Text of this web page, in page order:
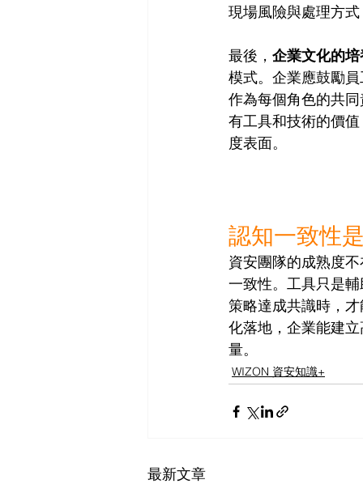
現場風險與處理方
最後， 企業文化的
模式。企業應鼓勵
作為每個角色的共
有工具和技術的價
度表面。
認知一致性
資安團隊的成熟度
一致性。工具只是
策略達成共識時，
化落地，企業能建
量。
WIZON 資安知識+
最新文章